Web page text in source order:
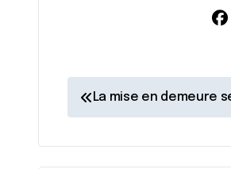
N
a
v
La mise en demeure